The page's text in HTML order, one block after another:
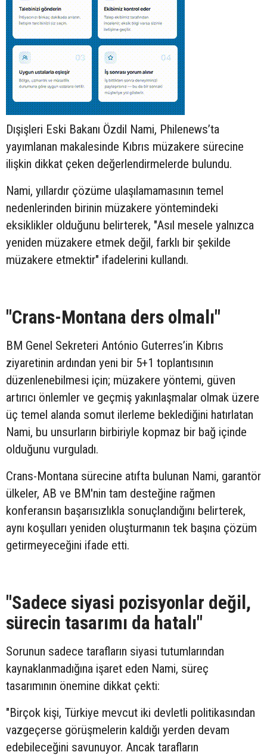
Dışişleri Eski Bakanı Özdil Nami, Philenews’ta
yayımlanan makalesinde Kıbrıs müzakere sürecine
ilişkin dikkat çeken değerlendirmelerde bulundu.
Nami, yıllardır çözüme ulaşılamamasının temel
nedenlerinden birinin müzakere yöntemindeki
eksiklikler olduğunu belirterek, "Asıl mesele yalnızca
yeniden müzakere etmek değil, farklı bir şekilde
müzakere etmektir" ifadelerini kullandı.
"Crans-Montana ders olmalı"
BM Genel Sekreteri António Guterres’in Kıbrıs
ziyaretinin ardından yeni bir 5+1 toplantısının
düzenlenebilmesi için; müzakere yöntemi, güven
artırıcı önlemler ve geçmiş yakınlaşmalar olmak üzere
üç temel alanda somut ilerleme beklediğini hatırlatan
Nami, bu unsurların birbiriyle kopmaz bir bağ içinde
olduğunu vurguladı.
Crans-Montana sürecine atıfta bulunan Nami, garantör
ülkeler, AB ve BM'nin tam desteğine rağmen
konferansın başarısızlıkla sonuçlandığını belirterek,
aynı koşulları yeniden oluşturmanın tek başına çözüm
getirmeyeceğini ifade etti.
"Sadece siyasi pozisyonlar değil,
sürecin tasarımı da hatalı"
Sorunun sadece tarafların siyasi tutumlarından
kaynaklanmadığına işaret eden Nami, süreç
tasarımının önemine dikkat çekti:
"Birçok kişi, Türkiye mevcut iki devletli politikasından
vazgeçerse görüşmelerin kaldığı yerden devam
edebileceğini savunuyor. Ancak tarafların